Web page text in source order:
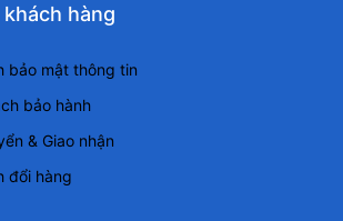
hàng
bảo mật thông tin
bảo hành
& Giao nhận
đổi hàng